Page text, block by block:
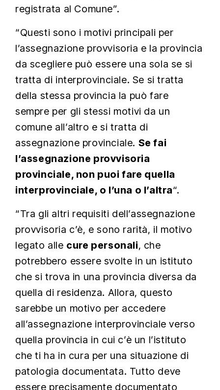
registrata al Comune”.
“Questi sono i motivi principali per
l’assegnazione provvisoria e la provincia
da scegliere può essere una sola se si
tratta di interprovinciale. Se si tratta
della stessa provincia la può fare
sempre per gli stessi motivi da un
comune all’altro e si tratta di
assegnazione provinciale. Se fai
l’assegnazione provvisoria
provinciale, non puoi fare quella
interprovinciale, o l’una o l’altra“.
“Tra gli altri requisiti dell’assegnazione
provvisoria c’è, e sono rarità, il motivo
legato alle cure personali, che
potrebbero essere svolte in un istituto
che si trova in una provincia diversa da
quella di residenza. Allora, questo
sarebbe un motivo per accedere
all’assegnazione interprovinciale verso
quella provincia in cui c’è un l’istituto
che ti ha in cura per una situazione di
patologia documentata. Tutto deve
essere precisamente documentato